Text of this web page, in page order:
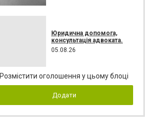
Юридична допомога,
консультація адвоката.
05.08.26
Розмістити оголошення у цьому блоці
Додати